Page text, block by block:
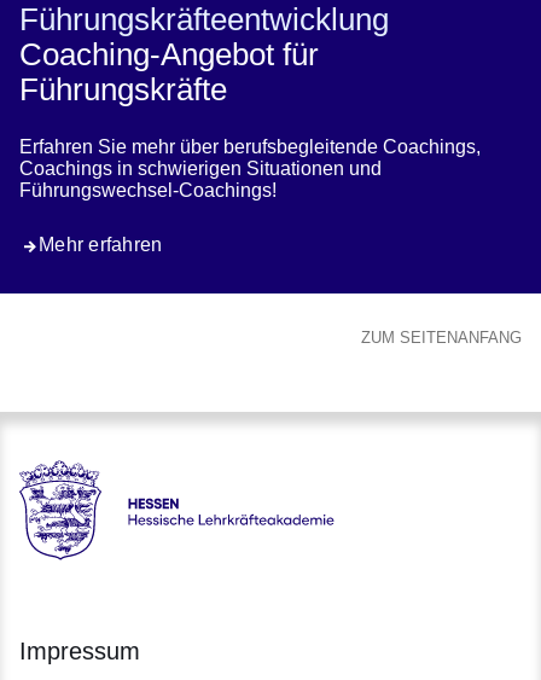
Führungskräfteentwicklung
Coaching-Angebot für
Führungskräfte
Erfahren Sie mehr über berufsbegleitende Coachings,
Coachings in schwierigen Situationen und
Führungswechsel-Coachings!
Mehr erfahren
ZUM SEITENANFANG
Hessen - Hessische Lehrkräfteakademie
Impressum